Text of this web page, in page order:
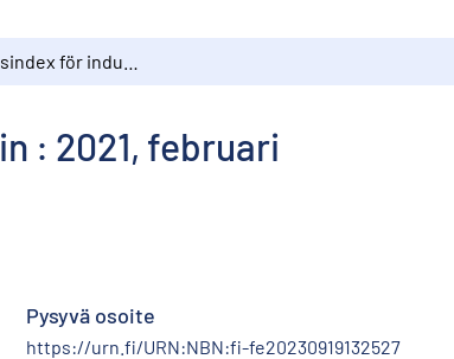
: 2021, februari
Pysyvä osoite
https://urn.fi/URN:NBN:fi-fe20230919132527